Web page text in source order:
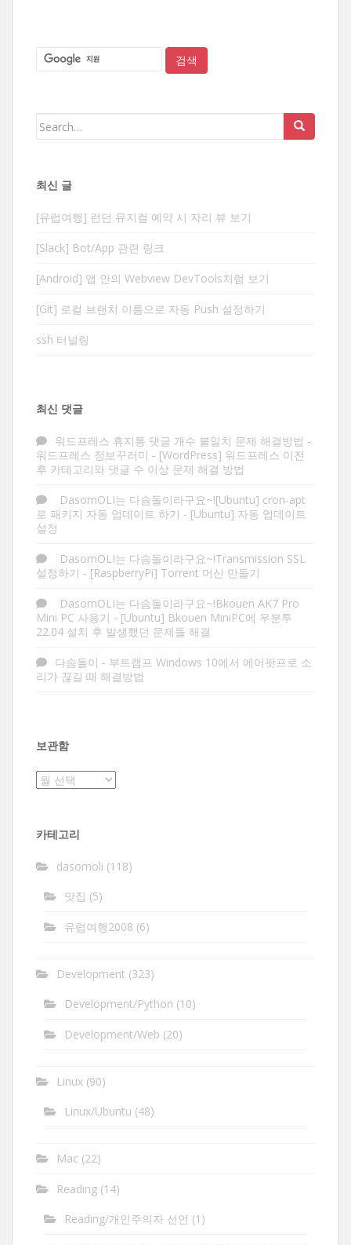
Search
최신 글
[유럽여행] 런던 뮤지컬 예약 시 자리 뷰 보기
[Slack] Bot/App 관련 링크
[Android] 앱 안의 Webview DevTools처럼 보기
[Git] 로컬 브랜치 이름으로 자동 Push 설정하기
ssh 터널링
최신 댓글
워드프레스 휴지통 댓글 개수 불일치 문제 해결방법 -
워드프레스 정보꾸러미 - [WordPress] 워드프레스 이전
후 카테고리와 댓글 수 이상 문제 해결 방법
DasomOLI는 다솜돌이라구요~![Ubuntu] cron-apt
로 패키지 자동 업데이트 하기 - [Ubuntu] 자동 업데이트
설정
DasomOLI는 다솜돌이라구요~!Transmission SSL
설정하기 - [RaspberryPi] Torrent 머신 만들기
DasomOLI는 다솜돌이라구요~!Bkouen AK7 Pro
Mini PC 사용기 - [Ubuntu] Bkouen MiniPC에 우분투
22.04 설치 후 발생했던 문제들 해결
다솜돌이 - 부트캠프 Windows 10에서 에어팟프로 소
리가 끊길 때 해결방법
보관함
보
카테고리
dasomoli (118)
맛집 (5)
유럽여행2008 (6)
Development (323)
Development/Python (10)
Development/Web (20)
Linux (90)
Linux/Ubuntu (48)
Mac (22)
Reading (14)
Reading/개인주의자 선언 (1)